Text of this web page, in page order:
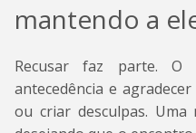
mantendo a
Recusar faz parte. O
antecedência e
ou criar desculpas. Uma